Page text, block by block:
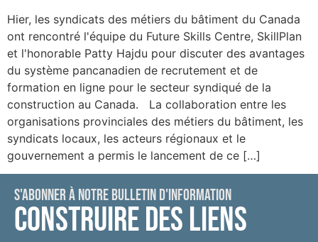
Hier, les syndicats des métiers du bâtiment du Canada
ont rencontré l'équipe du Future Skills Centre, SkillPlan
et l'honorable Patty Hajdu pour discuter des avantages
du système pancanadien de recrutement et de
formation en ligne pour le secteur syndiqué de la
construction au Canada. La collaboration entre les
organisations provinciales des métiers du bâtiment, les
syndicats locaux, les acteurs régionaux et le
gouvernement a permis le lancement de ce […]
S'ABONNER À NOTRE BULLETIN D'INFORMATION
CONSTRUIRE DES LIENS